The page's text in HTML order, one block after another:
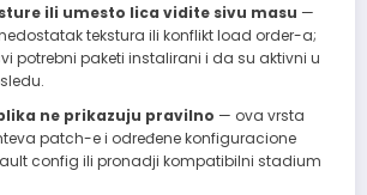
ili umesto lica vidite sivu masu —
tekstura ili konflikt load order-a;
potrebni paketi instalirani i da su aktivni u
ne prikazuju pravilno — ova vrsta
patch-e i određene konfiguracione
config ili pronadji kompatibilni stadium